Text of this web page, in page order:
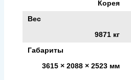
Корея
Вес
9871 кг
Габариты
3615 × 2088 × 2523 мм